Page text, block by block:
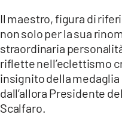
Il maestro, figura di
non solo per la sua
straordinaria
riflette nell’eclettismo
insignito della
dall’allora Presidente
Scalfaro.